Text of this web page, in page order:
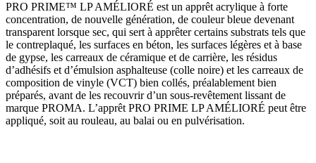
PRO PRIME™ LP AMÉLIORÉ est un apprêt acrylique à forte
concentration, de nouvelle génération, de couleur bleue devenant
transparent lorsque sec, qui sert à apprêter certains substrats tels que
le contreplaqué, les surfaces en béton, les surfaces légères et à base
de gypse, les carreaux de céramique et de carrière, les résidus
d’adhésifs et d’émulsion asphalteuse (colle noire) et les carreaux de
composition de vinyle (VCT) bien collés, préalablement bien
préparés, avant de les recouvrir d’un sous-revêtement lissant de
marque PROMA. L’apprêt PRO PRIME LP AMÉLIORÉ peut être
appliqué, soit au rouleau, au balai ou en pulvérisation.